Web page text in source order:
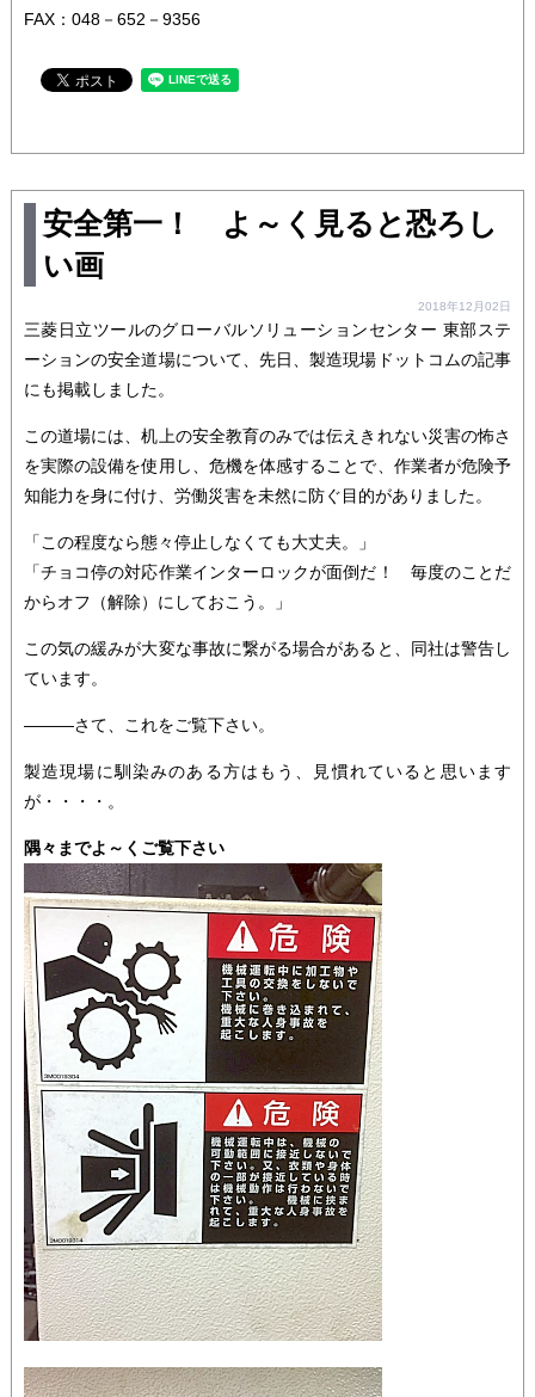
FAX：048－652－9356
安全第一！ よ～く見ると恐ろし
い画
2018年12月02日
三菱日立ツールのグローバルソリューションセンター 東部ステ
ーションの安全道場について、先日、製造現場ドットコムの記事
にも掲載しました。
この道場には、机上の安全教育のみでは伝えきれない災害の怖さ
を実際の設備を使用し、危機を体感することで、作業者が危険予
知能力を身に付け、労働災害を未然に防ぐ目的がありました。
「この程度なら態々停止しなくても大丈夫。」
「チョコ停の対応作業インターロックが面倒だ！ 毎度のことだ
からオフ（解除）にしておこう。」
この気の緩みが大変な事故に繋がる場合があると、同社は警告し
ています。
―――さて、これをご覧下さい。
製造現場に馴染みのある方はもう、見慣れていると思います
が・・・・。
隅々までよ～くご覧下さい